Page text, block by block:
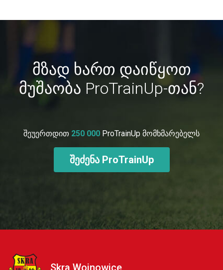
მზად ხართ დაიწყოთ
მუშაობა ProTrainUp-თან?
შეუერთდით 250 000 ProTrainUp მომხმარებელს
შეძენა ProTrainUp
Skra Wojnowice